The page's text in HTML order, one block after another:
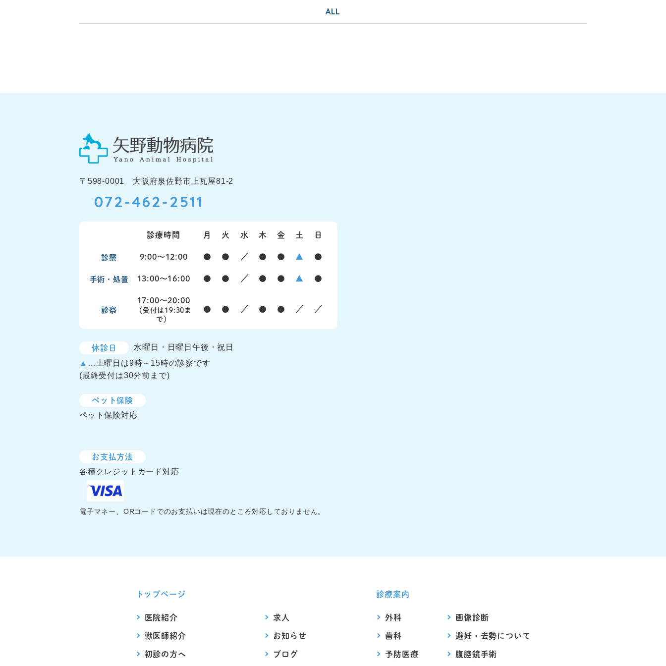
ALL
〒598-0001 大阪府泉佐野市上瓦屋81-2
072-462-2511
診療時間 月 火 水 木 金 土 日
診察 9:00〜12:00 ● ● ／ ● ● ▲ ●
手術・処置 13:00〜16:00 ● ● ／ ● ● ▲ ●
診察
17:00〜20:00
（受付は19:30ま
で）
● ● ／ ● ● ／ ／
休診日
水曜日・日曜日午後・祝日
▲ …土曜日は9時～15時の診察です
(最終受付は30分前まで)
ペット保険
ペット保険対応
お支払方法
各種クレジットカード対応
電子マネー、ORコードでのお支払いは現在のところ対応しておりません。
トップページ
医院紹介
獣医師紹介
初診の方へ
求人
お知らせ
ブログ
診療案内
外科
歯科
予防医療
画像診断
避妊・去勢について
腹腔鏡手術